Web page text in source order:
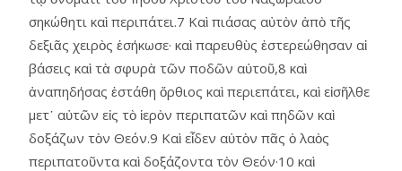
σηκώθητι καὶ περιπάτει.7 Καὶ πιάσας αὐτὸν ἀπὸ τῆς
δεξιᾶς χειρὸς ἐσήκωσε· καὶ παρευθὺς ἐστερεώθησαν αἱ
βάσεις καὶ τὰ σφυρὰ τῶν ποδῶν αὐτοῦ,8 καὶ
ἀναπηδήσας ἐστάθη ὄρθιος καὶ περιεπάτει, καὶ εἰσῆλθε
μετ᾿ αὐτῶν εἰς τὸ ἱερὸν περιπατῶν καὶ πηδῶν καὶ
δοξάζων τὸν Θεόν.9 Καὶ εἶδεν αὐτὸν πᾶς ὁ λαὸς
περιπατοῦντα καὶ δοξάζοντα τὸν Θεόν·10 καὶ